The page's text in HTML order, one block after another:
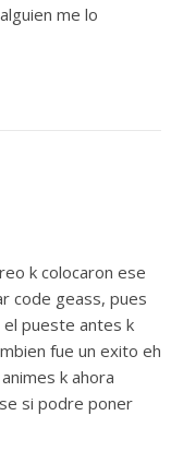
me lo
k colocaron ese
code geass, pues
pueste antes k
fue un exito eh
k ahora
si podre poner